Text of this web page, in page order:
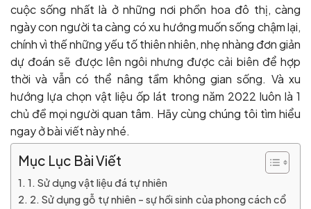
cuộc sống nhất là ở những nơi phồn hoa đô thị, càng
ngày con người ta càng có xu hướng muốn sống chậm lại,
chính vì thế những yếu tố thiên nhiên, nhẹ nhàng đơn giản
dự đoán sẽ được lên ngôi nhưng được cải biên để hợp
thời và vẫn có thể nâng tầm không gian sống. Và xu
hướng lựa chọn vật liệu ốp lát trong năm 2022 luôn là 1
chủ đề mọi người quan tâm. Hãy cùng chúng tôi tìm hiểu
ngay ở bài viết này nhé.
Mục Lục Bài Viết
1. Sử dụng vật liệu đá tự nhiên
2. Sử dụng gỗ tự nhiên – sự hồi sinh của phong cách cổ